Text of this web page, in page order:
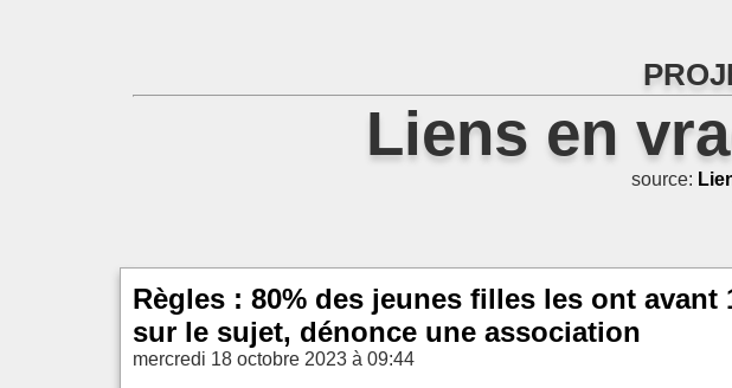
Liens en
source:
Règles : 80% des jeunes filles les ont
sur le sujet, dénonce une association
mercredi 18 octobre 2023 à 09:44